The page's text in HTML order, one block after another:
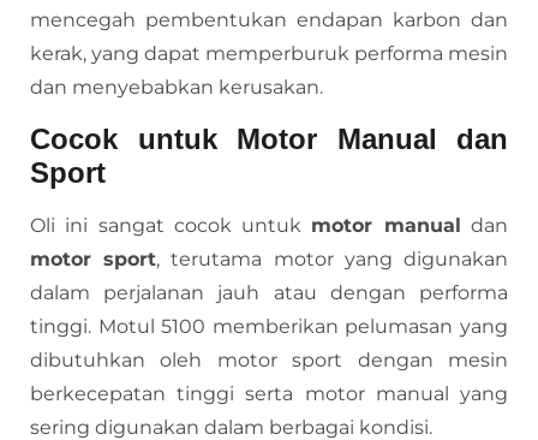
mencegah pembentukan endapan karbon dan
kerak, yang dapat memperburuk performa mesin
dan menyebabkan kerusakan.
Cocok untuk Motor Manual dan
Sport
Oli ini sangat cocok untuk motor manual dan
motor sport, terutama motor yang digunakan
dalam perjalanan jauh atau dengan performa
tinggi. Motul 5100 memberikan pelumasan yang
dibutuhkan oleh motor sport dengan mesin
berkecepatan tinggi serta motor manual yang
sering digunakan dalam berbagai kondisi.